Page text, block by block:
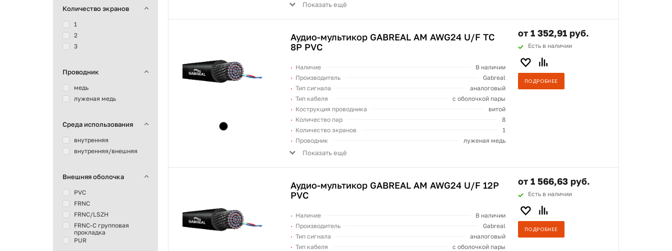
Количество экранов
1
2
3
Проводник
медь
луженая медь
Среда использования
внутренняя
внутренняя/внешняя
Внешняя оболочка
PVC
FRNC
FRNC/LSZH
FRNC-C групповая
прокладка
PUR
Показать ещё
Аудио-мультикор GABREAL AM AWG24 U/F TC
8P PVC
Наличие
В наличии
Производитель
Gabreal
Тип сигнала
аналоговый
Тип кабеля
с оболочкой пары
Кострукция проводника
витой
Количество пар
8
Количество экранов
1
Проводник
луженая медь
Показать ещё
от 1 352,91 руб.
Есть в наличии
ПОДРОБНЕЕ
Аудио-мультикор GABREAL AM AWG24 U/F 12P
PVC
Наличие
В наличии
Производитель
Gabreal
Тип сигнала
аналоговый
Тип кабеля
с оболочкой пары
от 1 566,63 руб.
Есть в наличии
ПОДРОБНЕЕ